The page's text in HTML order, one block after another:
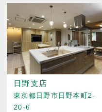
日野支店
東京都日野市日野本町2-
20-6